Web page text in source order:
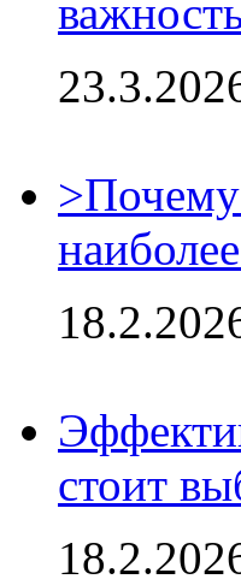
>Почему
стоит